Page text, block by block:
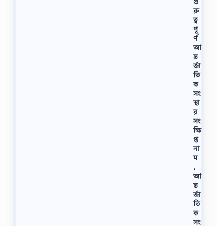
রু
ত্ব
পূ
র্ণ
আ
ন্ত
র্জা
তি
ক
সং
স্থা
র
সং
ক্ষি
প্ত
না
ম
,
আ
ন্ত
র্জা
তি
ক
সং